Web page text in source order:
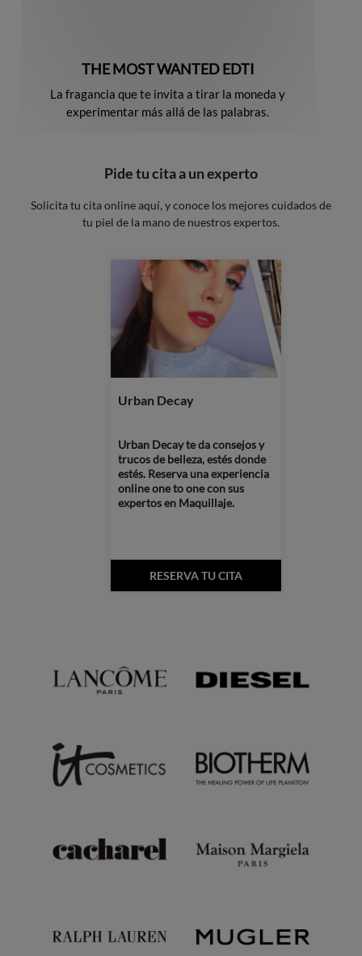
THE MOST WANTED EDTI
La fragancia que te invita a tirar la moneda y
experimentar más allá de las palabras.
Pide tu cita a un experto
Solicita tu cita online aquí, y conoce los mejores cuidados de
tu piel de la mano de nuestros expertos.
Urban Decay
Urban Decay te da consejos y
trucos de belleza, estés donde
estés. Reserva una experiencia
online one to one con sus
expertos en Maquillaje.
RESERVA TU CITA